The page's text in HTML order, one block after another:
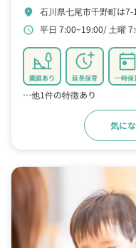
location_on 石川県七尾市千野町は7-1
schedule 平日 7:00~19:00 土曜
園庭あり 延長保育 一時保
…他1件の特徴あり
気に